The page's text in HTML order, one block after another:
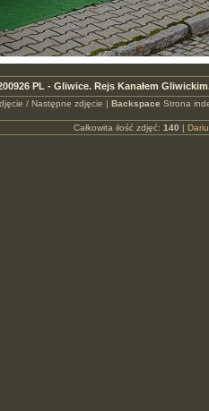
PL - Gliwice. Rejs Kanałem
/ Następne zdjęcie | Backspace Strona
Całkowita ilość zdjęć: 140 |